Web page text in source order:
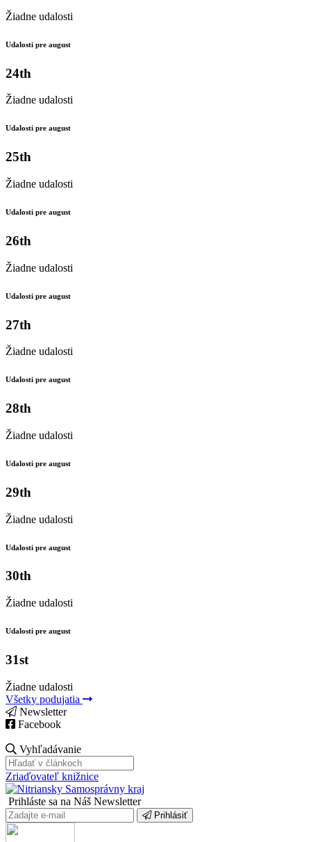
Žiadne udalosti
Udalosti pre august
24th
Žiadne udalosti
Udalosti pre august
25th
Žiadne udalosti
Udalosti pre august
26th
Žiadne udalosti
Udalosti pre august
27th
Žiadne udalosti
Udalosti pre august
28th
Žiadne udalosti
Udalosti pre august
29th
Žiadne udalosti
Udalosti pre august
30th
Žiadne udalosti
Udalosti pre august
31st
Žiadne udalosti
Všetky podujatia
Newsletter
Facebook
Vyhľadávanie
Zriaďovateľ knižnice
Prihláste sa na Náš Newsletter
Prihlásiť